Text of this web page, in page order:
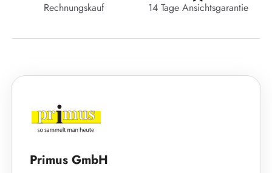
Rechnungskauf 14 Tage Ansichtsgarantie
Primus GmbH